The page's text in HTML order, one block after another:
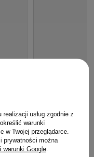
Medium Full
włosów średnia
49,50 zł
49.5
usług zgodnie z
warunki
w Twojej przeglądarce.
prywatności można
warunki Google